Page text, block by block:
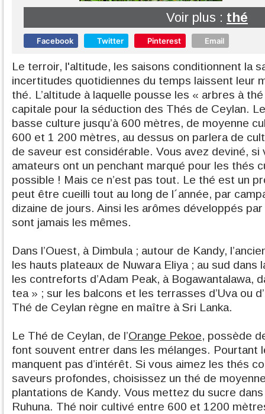
Voir plus : thé
Facebook Twitter Pinterest Email
Le terroir, l'altitude, les saisons conditionnent la
incertitudes quotidiennes du temps laissent leur
thé. L’altitude à laquelle pousse les « arbres à
capitale pour la séduction des Thés de Ceylan.
basse culture jusqu’à 600 mètres, de moyenne
600 et 1 200 mètres, au dessus on parlera de
de saveur est considérable. Vous avez deviné, si
amateurs ont un penchant marqué pour les thés
possible ! Mais ce n’est pas tout. Le thé est un
peut être cueilli tout au long de l´année, par
dizaine de jours. Ainsi les arômes développés
sont jamais les mêmes.
Dans l’Ouest, à Dimbula ; autour de Kandy,
les hauts plateaux de Nuwara Eliya ; au sud dans
les contreforts d’Adam Peak, à Bogawantalawa,
tea » ; sur les balcons et les terrasses d’Uva ou
Thé de Ceylan règne en maître à Sri Lanka.
Le Thé de Ceylan, de l’Orange Pekoe, possède
font souvent entrer dans les mélanges. Pourtant
manquent pas d’intérêt. Si vous aimez les thés
saveurs profondes, choisissez un thé de
plantations de Kandy. Vous mettez du sucre
Ruhuna. Thé noir cultivé entre 600 et 1200